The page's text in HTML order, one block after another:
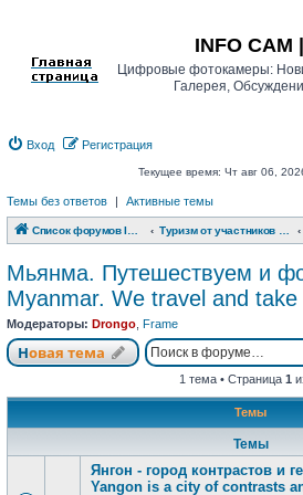
INFO
Цифровые фотокамеры:
Галерея,
Вход Регистрация
Текущее время: Чт авг 06,
Темы без ответов | Активные темы
Список форумов INFO CAM | Форум
Мьянма. Путешествуем и
Myanmar. We travel and take
Модераторы: Drongo Frame
Новая тема
Новая тема
1 тема • Страница 1
Темы
Темы
Янгон - город контрастов и
Yangon is a city of contrasts